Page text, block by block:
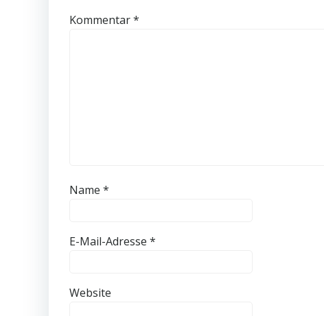
Kommentar*
Name *
E-Mail-Adresse *
Website